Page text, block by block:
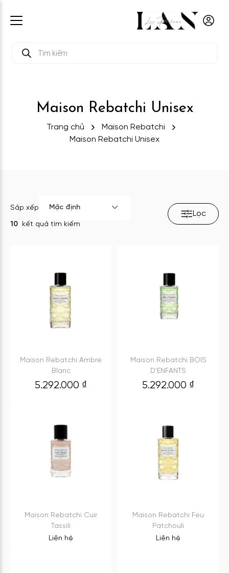
kiếm
Maison Rebatchi Unisex
Trang chủ
Maison Rebatchi
Maison Rebatchi Unisex
Lọc
Sắp xếp Mặc định
10 kết quả tìm kiếm
Maison Rebatchi Ambre
Blanc
5.292.000 ₫
Maison Rebatchi BOIS
D'ENFANTS
5.292.000 ₫
Maison Rebatchi Cuir
Tassili
Liên hệ
Maison Rebatchi Feu
Patchouli
Liên hệ